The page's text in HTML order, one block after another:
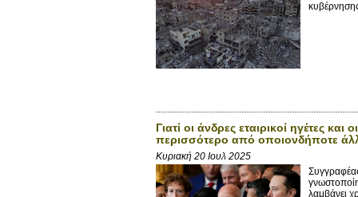
Γιατί οι άνδρες εταιρικοί ηγέτες
περισσότερο από οποιονδήποτε
Κυριακή 20 Ιουλ 2025
λαμβάνει